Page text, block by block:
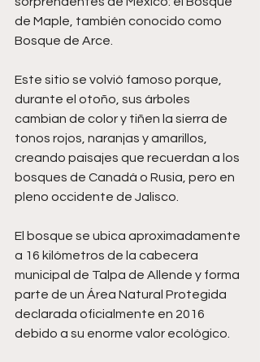
de Maple, también conocido como
Bosque de Arce.
Este sitio se volvió famoso porque,
durante el otoño, sus árboles
cambian de color y tiñen la sierra de
tonos rojos, naranjas y amarillos,
creando paisajes que recuerdan a los
bosques de Canadá o Rusia, pero en
pleno occidente de Jalisco.
El bosque se ubica aproximadamente
a 16 kilómetros de la cabecera
municipal de Talpa de Allende y forma
parte de un Área Natural Protegida
declarada oficialmente en 2016
debido a su enorme valor ecológico.